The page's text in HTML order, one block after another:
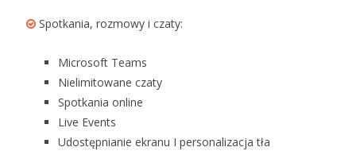
Spotkania, rozmowy i czaty:
Microsoft Teams
Nielimitowane czaty
Spotkania online
Live Events
Udostępnianie ekranu I personalizacja tła